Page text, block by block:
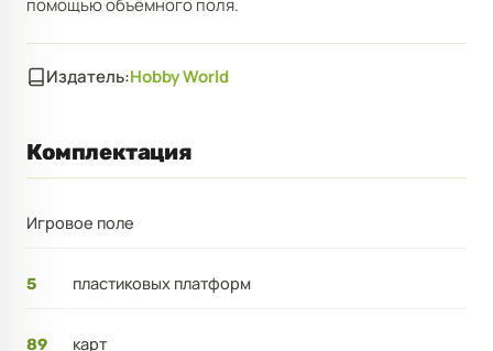
помощью объёмного поля.
Издатель:Hobby World
Комплектация
Игровое поле
5 пластиковых платформ
89 карт